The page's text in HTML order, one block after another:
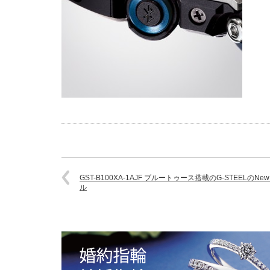
GST-B100XA-1AJF ブルートゥース搭載のG-STEELの
ル